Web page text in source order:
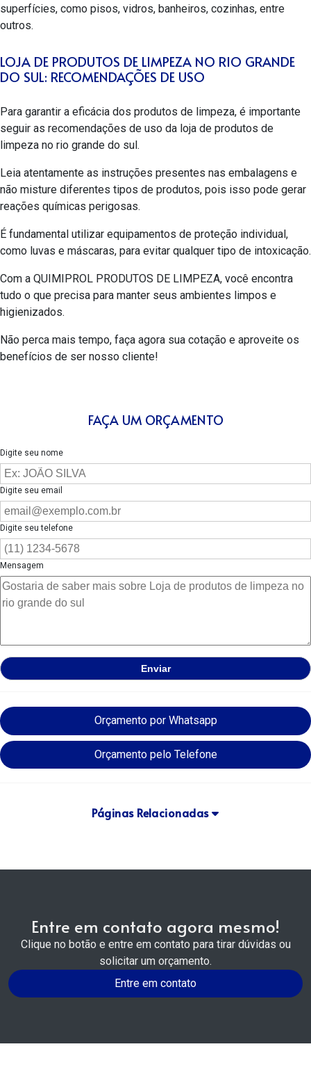
superfícies, como pisos, vidros, banheiros, cozinhas, entre
outros.
LOJA DE PRODUTOS DE LIMPEZA NO RIO GRANDE
DO SUL: RECOMENDAÇÕES DE USO
Para garantir a eficácia dos produtos de limpeza, é importante
seguir as recomendações de uso da loja de produtos de
limpeza no rio grande do sul.
Leia atentamente as instruções presentes nas embalagens e
não misture diferentes tipos de produtos, pois isso pode gerar
reações químicas perigosas.
É fundamental utilizar equipamentos de proteção individual,
como luvas e máscaras, para evitar qualquer tipo de intoxicação.
Com a QUIMIPROL PRODUTOS DE LIMPEZA, você encontra
tudo o que precisa para manter seus ambientes limpos e
higienizados.
Não perca mais tempo, faça agora sua cotação e aproveite os
benefícios de ser nosso cliente!
FAÇA UM ORÇAMENTO
Digite seu nome
Digite seu email
Digite seu telefone
Mensagem
Orçamento por Whatsapp
Orçamento pelo Telefone
Páginas Relacionadas
Entre em contato agora mesmo!
Clique no botão e entre em contato para tirar dúvidas ou
solicitar um orçamento.
Entre em contato